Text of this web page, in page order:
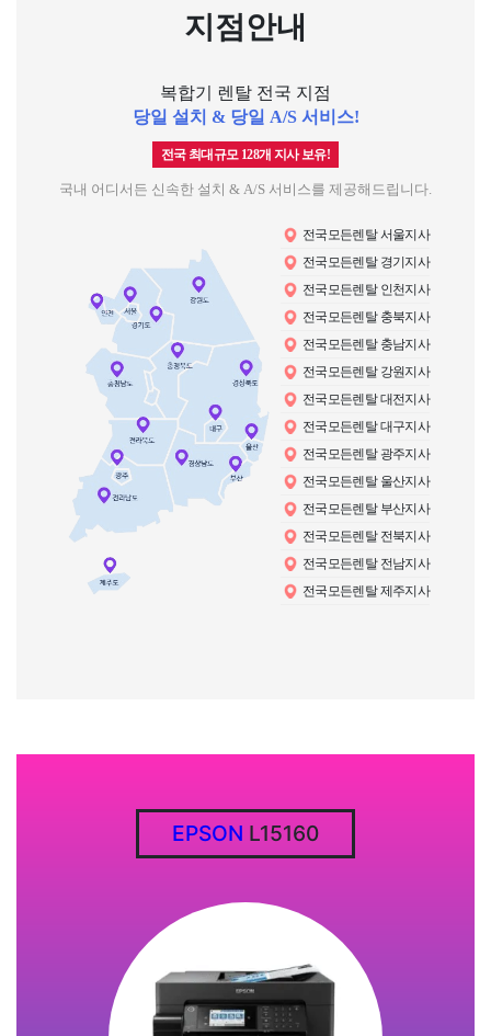
지점안내
복합기 렌탈 전국 지점
당일 설치 & 당일 A/S 서비스!
전국 최대규모 128개 지사 보유!
국내 어디서든 신속한 설치 & A/S 서비스를 제공해드립니다.
전국모든렌탈 서울지사
전국모든렌탈 경기지사
전국모든렌탈 인천지사
전국모든렌탈 충북지사
전국모든렌탈 충남지사
전국모든렌탈 강원지사
전국모든렌탈 대전지사
전국모든렌탈 대구지사
전국모든렌탈 광주지사
전국모든렌탈 울산지사
전국모든렌탈 부산지사
전국모든렌탈 전북지사
전국모든렌탈 전남지사
전국모든렌탈 제주지사
EPSON L15160